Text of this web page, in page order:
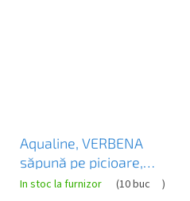
Aqualine, VERBENA
săpună pe picioare,
ceramică, VE11
In stoc la furnizor (10 buc )